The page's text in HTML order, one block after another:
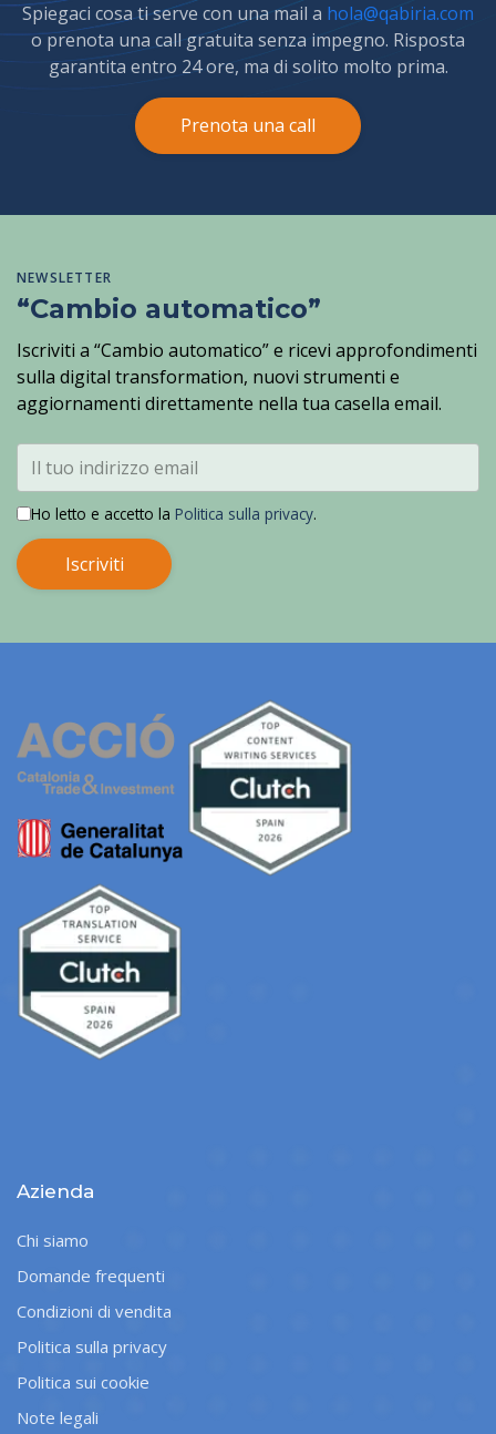
Spiegaci cosa ti serve con una mail a hola@qabiria.com
o prenota una call gratuita senza impegno. Risposta
garantita entro 24 ore, ma di solito molto prima.
Prenota una call
NEWSLETTER
“Cambio automatico”
Iscriviti a “Cambio automatico” e ricevi approfondimenti
sulla digital transformation, nuovi strumenti e
aggiornamenti direttamente nella tua casella email.
Ho letto e accetto la Politica sulla privacy.
Iscriviti
Azienda
Chi siamo
Domande frequenti
Condizioni di vendita
Politica sulla privacy
Politica sui cookie
Note legali